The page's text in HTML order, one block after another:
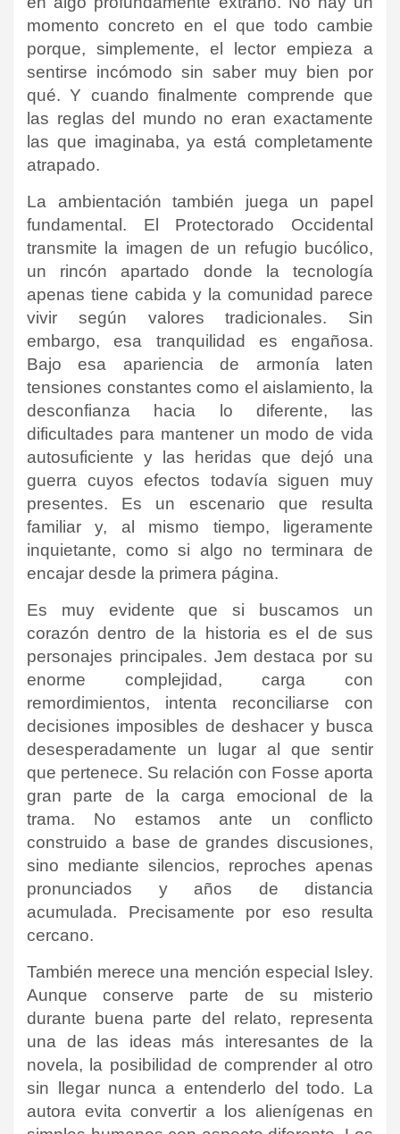
momento concreto en el que todo cambie
porque, simplemente, el lector empieza a
sentirse incómodo sin saber muy bien por
qué. Y cuando finalmente comprende que
las reglas del mundo no eran exactamente
las que imaginaba, ya está completamente
atrapado.
La ambientación también juega un papel
fundamental. El Protectorado Occidental
transmite la imagen de un refugio bucólico,
un rincón apartado donde la tecnología
apenas tiene cabida y la comunidad parece
vivir según valores tradicionales. Sin
embargo, esa tranquilidad es engañosa.
Bajo esa apariencia de armonía laten
tensiones constantes como el aislamiento, la
desconfianza hacia lo diferente, las
dificultades para mantener un modo de vida
autosuficiente y las heridas que dejó una
guerra cuyos efectos todavía siguen muy
presentes. Es un escenario que resulta
familiar y, al mismo tiempo, ligeramente
inquietante, como si algo no terminara de
encajar desde la primera página.
Es muy evidente que si buscamos un
corazón dentro de la historia es el de sus
personajes principales. Jem destaca por su
enorme complejidad, carga con
remordimientos, intenta reconciliarse con
decisiones imposibles de deshacer y busca
desesperadamente un lugar al que sentir
que pertenece. Su relación con Fosse aporta
gran parte de la carga emocional de la
trama. No estamos ante un conflicto
construido a base de grandes discusiones,
sino mediante silencios, reproches apenas
pronunciados y años de distancia
acumulada. Precisamente por eso resulta
cercano.
También merece una mención especial Isley.
Aunque conserve parte de su misterio
durante buena parte del relato, representa
una de las ideas más interesantes de la
novela, la posibilidad de comprender al otro
sin llegar nunca a entenderlo del todo. La
autora evita convertir a los alienígenas en